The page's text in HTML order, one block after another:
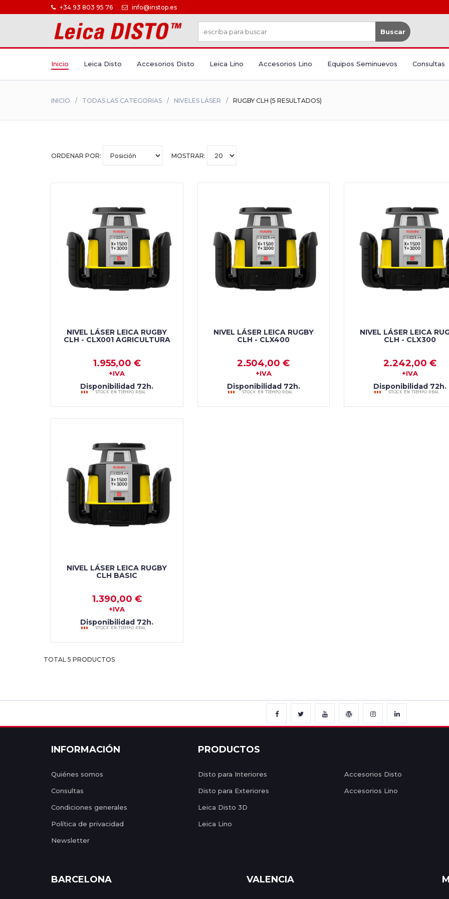
+34 93 803 95 76 info@instop.es
Buscar
Inicio Leica Disto Accesorios Disto Leica Lino Accesorios Lino Equipos Seminuevos Consultas
INICIO TODAS LAS CATEGORIAS NIVELES LÁSER RUGBY CLH (5 RESULTADOS)
ORDENAR POR: MOSTRAR:
NIVEL LÁSER LEICA RUGBY
CLH - CLX001 AGRICULTURA
1.955,00 €
+IVA
Disponibilidad 72h.
AÑADIR AL CARRO
NIVEL LÁSER LEICA RUGBY
CLH - CLX400
2.504,00 €
+IVA
Disponibilidad 72h.
AÑADIR AL CARRO
NIVEL LÁSER LEICA
CLH - CLX300
2.242,00 €
+IVA
Disponibilidad 72h.
AÑADIR AL CARRO
NIVEL LÁSER LEICA RUGBY
CLH BASIC
1.390,00 €
+IVA
Disponibilidad 72h.
AÑADIR AL CARRO
TOTAL 5 PRODUCTOS
INFORMACIÓN
Quiénes somos
Consultas
Condiciones generales
Política de privacidad
Newsletter
PRODUCTOS
Disto para Interiores
Disto para Exteriores
Leica Disto 3D
Leica Lino
Accesorios Disto
Accesorios Lino
BARCELONA VALENCIA